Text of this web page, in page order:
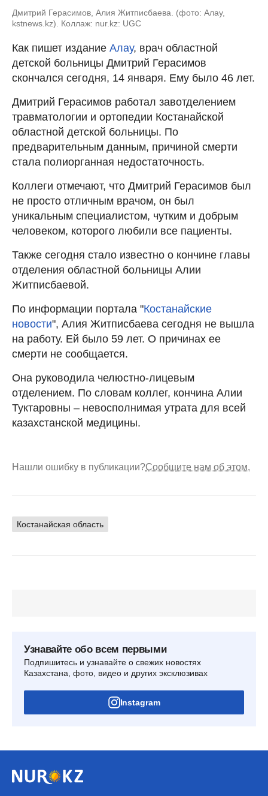
Дмитрий Герасимов, Алия Житписбаева. (фото: Алау,
kstnews.kz). Коллаж: nur.kz: UGC
Как пишет издание Алау, врач областной
детской больницы Дмитрий Герасимов
скончался сегодня, 14 января. Ему было 46 лет.
Дмитрий Герасимов работал завотделением
травматологии и ортопедии Костанайской
областной детской больницы. По
предварительным данным, причиной смерти
стала полиорганная недостаточность.
Коллеги отмечают, что Дмитрий Герасимов был
не просто отличным врачом, он был
уникальным специалистом, чутким и добрым
человеком, которого любили все пациенты.
Также сегодня стало известно о кончине главы
отделения областной больницы Алии
Житписбаевой.
По информации портала "Костанайские
новости", Алия Житписбаева сегодня не вышла
на работу. Ей было 59 лет. О причинах ее
смерти не сообщается.
Она руководила челюстно-лицевым
отделением. По словам коллег, кончина Алии
Туктаровны – невосполнимая утрата для всей
казахстанской медицины.
Нашли ошибку в публикации?Сообщите нам об этом.
Костанайская область
Узнавайте обо всем первыми
Подпишитесь и узнавайте о свежих новостях
Казахстана, фото, видео и других эксклюзивах
Instagram